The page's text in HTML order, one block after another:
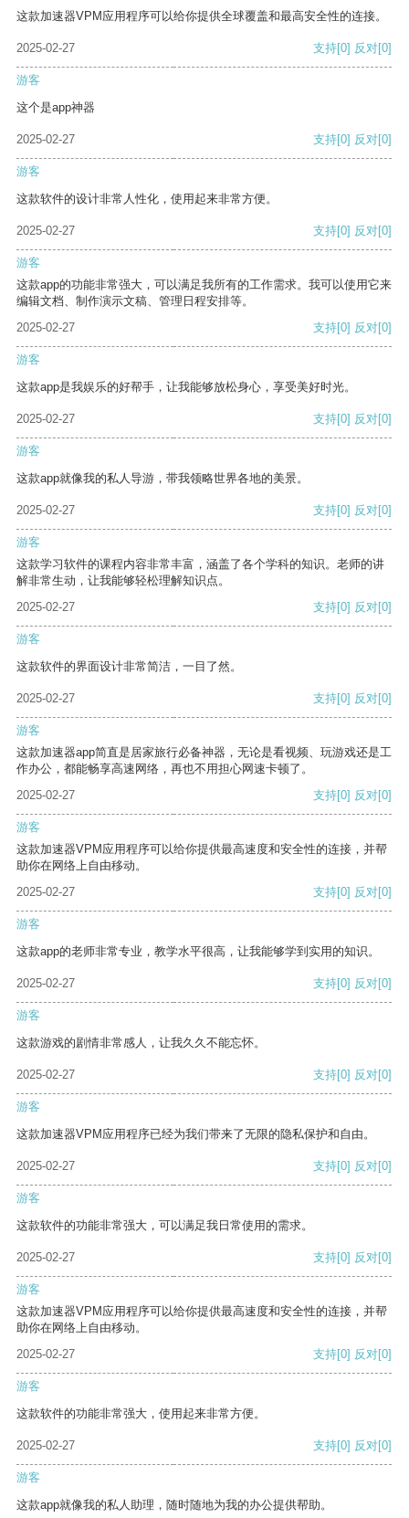
这款加速器VPM应用程序可以给你提供全球覆盖和最高安全性的连接。
2025-02-27 支持[0] 反对[0]
游客
这个是app神器
2025-02-27 支持[0] 反对[0]
游客
这款软件的设计非常人性化，使用起来非常方便。
2025-02-27 支持[0] 反对[0]
游客
这款app的功能非常强大，可以满足我所有的工作需求。我可以使用它来
编辑文档、制作演示文稿、管理日程安排等。
2025-02-27
支持[0] 反对[0]
游客
这款app是我娱乐的好帮手，让我能够放松身心，享受美好时光。
2025-02-27 支持[0] 反对[0]
游客
这款app就像我的私人导游，带我领略世界各地的美景。
2025-02-27 支持[0] 反对[0]
游客
这款学习软件的课程内容非常丰富，涵盖了各个学科的知识。老师的讲
解非常生动，让我能够轻松理解知识点。
2025-02-27
支持[0] 反对[0]
游客
这款软件的界面设计非常简洁，一目了然。
2025-02-27 支持[0] 反对[0]
游客
这款加速器app简直是居家旅行必备神器，无论是看视频、玩游戏还是工
作办公，都能畅享高速网络，再也不用担心网速卡顿了。
2025-02-27
支持[0] 反对[0]
游客
这款加速器VPM应用程序可以给你提供最高速度和安全性的连接，并帮
助你在网络上自由移动。
2025-02-27
支持[0] 反对[0]
游客
这款app的老师非常专业，教学水平很高，让我能够学到实用的知识。
2025-02-27 支持[0] 反对[0]
游客
这款游戏的剧情非常感人，让我久久不能忘怀。
2025-02-27 支持[0] 反对[0]
游客
这款加速器VPM应用程序已经为我们带来了无限的隐私保护和自由。
2025-02-27 支持[0] 反对[0]
游客
这款软件的功能非常强大，可以满足我日常使用的需求。
2025-02-27 支持[0] 反对[0]
游客
这款加速器VPM应用程序可以给你提供最高速度和安全性的连接，并帮
助你在网络上自由移动。
2025-02-27
支持[0] 反对[0]
游客
这款软件的功能非常强大，使用起来非常方便。
2025-02-27 支持[0] 反对[0]
游客
这款app就像我的私人助理，随时随地为我的办公提供帮助。